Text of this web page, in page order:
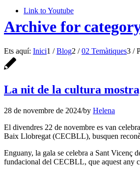
Link to Youtube
Archive for
Ets aquí: Inici1 / Blog2 / 02 Temàtiques3 /
La nit de la cultura
28 de novembre de 2024/by Helena
El divendres 22 de novembre es van
Baix Llobregat (CECBLL), busquen
Enguany, la gala se celebra a Sant Vicenç
fundacional del CECBLL, que aquest any